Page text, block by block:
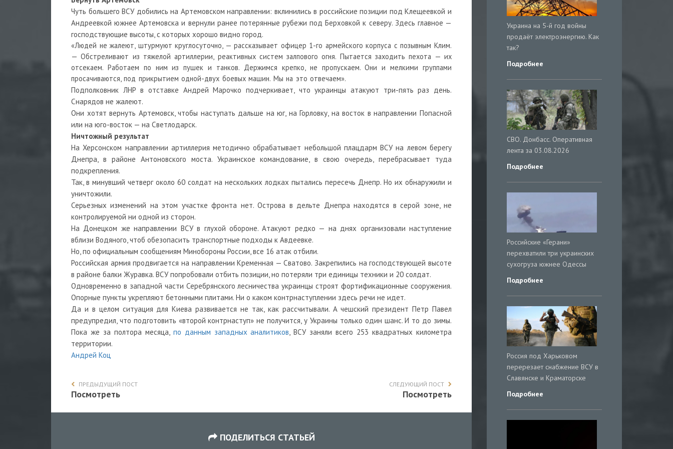
Чуть большего ВСУ добились на Артемовском направлении: вклинились в российские позиции под Клещеевкой и
Андреевкой южнее Артемовска и вернули ранее потерянные рубежи под Берховкой к северу. Здесь главное —
господствующие высоты, с которых хорошо видно город.
«Людей не жалеют, штурмуют круглосуточно, — рассказывает офицер 1-го армейского корпуса с позывным Клим.
— Обстреливают из тяжелой артиллерии, реактивных систем залпового огня. Пытается заходить пехота — их
отсекаем. Работаем по ним из пушек и танков. Держимся крепко, не пропускаем. Они и мелкими группами
просачиваются, под прикрытием одной-двух боевых машин. Мы на это отвечаем».
Подполковник ЛНР в отставке Андрей Марочко подчеркивает, что украинцы атакуют три-пять раз день.
Снарядов не жалеют.
Они хотят вернуть Артемовск, чтобы наступать дальше на юг, на Горловку, на восток в направлении Попасной
или на юго-восток — на Светлодарск.
Ничтожный результат
На Херсонском направлении артиллерия методично обрабатывает небольшой плацдарм ВСУ на левом берегу
Днепра, в районе Антоновского моста. Украинское командование, в свою очередь, перебрасывает туда
подкрепления.
Так, в минувший четверг около 60 солдат на нескольких лодках пытались пересечь Днепр. Но их обнаружили и
уничтожили.
Серьезных изменений на этом участке фронта нет. Острова в дельте Днепра находятся в серой зоне, не
контролируемой ни одной из сторон.
На Донецком же направлении ВСУ в глухой обороне. Атакуют редко — на днях организовали наступление
вблизи Водяного, чтоб обезопасить транспортные подходы к Авдеевке.
Но, по официальным сообщениям Минобороны России, все 16 атак отбили.
Российская армия продвигается на направлении Кременная — Сватово. Закрепились на господствующей высоте
в районе балки Журавка. ВСУ попробовали отбить позиции, но потеряли три единицы техники и 20 солдат.
Одновременно в западной части Серебрянского лесничества украинцы строят фортификационные сооружения.
Опорные пункты укрепляют бетонными плитами. Ни о каком контрнаступлении здесь речи не идет.
Да и в целом ситуация для Киева развивается не так, как рассчитывали. А чешский президент Петр Павел
предупредил, что подготовить «второй контрнаступ» не получится, у Украины только один шанс. И то до зимы.
Пока же за полтора месяца, по данным западных аналитиков , ВСУ заняли всего 253 квадратных километра
территории.
Андрей Коц
ПРЕДЫДУЩИЙ ПОСТ
Посмотреть
СЛЕДУЮЩИЙ ПОСТ
Посмотреть
ПОДЕЛИТЬСЯ СТАТЬЕЙ
Украина на 5-й год войны
продаёт электроэнергию. Как
так?
Подробнее
СВО. Донбасс. Оперативная
лента за 03.08.2026
Подробнее
Российские «Герани»
перехватили три украинских
сухогруза южнее Одессы
Подробнее
Россия под Харьковом
перерезает снабжение ВСУ в
Славянске и Краматорске
Подробнее